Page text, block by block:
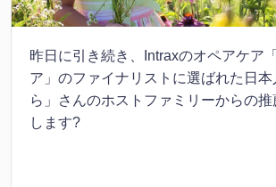
昨日に引き続き、Intraxのオペアケア
ア」のファイナリストに選ばれた日本
ら」さんのホストファミリーからの
します?